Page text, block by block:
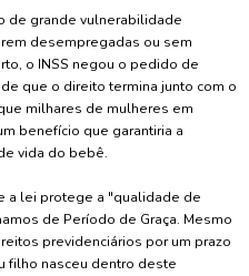
de grande vulnerabilidade
desempregadas ou sem
o INSS negou o pedido de
que o direito termina junto com o
milhares de mulheres em
benefício que garantiria a
vida do bebê.
a lei protege a "qualidade de
de Período de Graça. Mesmo
previdenciários por um prazo
filho nasceu dentro deste